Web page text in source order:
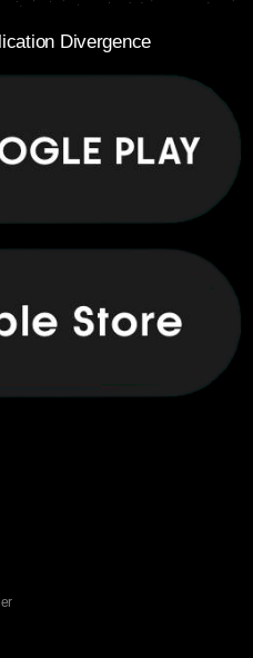
Divergence